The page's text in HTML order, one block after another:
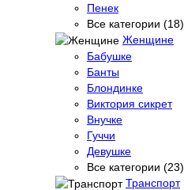
Пенек
Все категории (18)
Женщине
Бабушке
Банты
Блондинке
Виктория сикрет
Внучке
Гуччи
Девушке
Все категории (23)
Транспорт